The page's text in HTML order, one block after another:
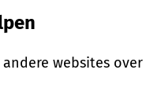
websites over